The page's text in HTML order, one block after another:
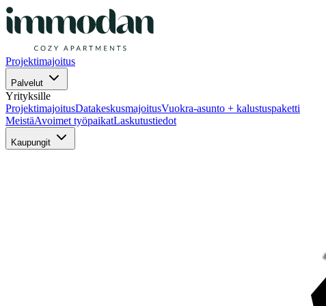
Projektimajoitus
Palvelut
Yrityksille
ProjektimajoitusDatakeskusmajoitusVuokra-asunto + kalustuspaketti
MeistäAvoimet työpaikatLaskutustiedot
Kaupungit